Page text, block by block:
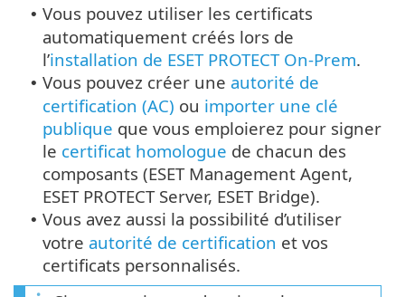
• Vous pouvez utiliser les certificats
automatiquement créés lors de
l’installation de ESET PROTECT On-Prem.
• Vous pouvez créer une autorité de
certification (AC) ou importer une clé
publique que vous emploierez pour signer
le certificat homologue de chacun des
composants (ESET Management Agent,
ESET PROTECT Server, ESET Bridge).
• Vous avez aussi la possibilité d’utiliser
votre autorité de certification et vos
certificats personnalisés.